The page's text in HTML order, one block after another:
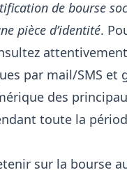
de bourse
pièce d’identité.
par mail/SMS et
des
toute la
sur la bourse